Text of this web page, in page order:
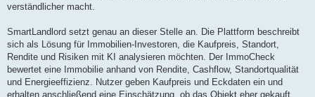
verständlicher macht.
SmartLandlord setzt genau an dieser Stelle an. Die Plattform beschreibt
sich als Lösung für Immobilien-Investoren, die Kaufpreis, Standort,
Rendite und Risiken mit KI analysieren möchten. Der ImmoCheck
bewertet eine Immobilie anhand von Rendite, Cashflow, Standortqualität
und Energieeffizienz. Nutzer geben Kaufpreis und Eckdaten ein und
erhalten anschließend eine Einschätzung, ob das Objekt eher gekauft,